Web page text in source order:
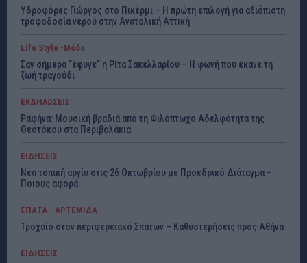
Υδροφόρες Γιώργος στο Πικέρμι – Η πρώτη επιλογή για αξιόπιστη
τροφοδοσία νερού στην Ανατολική Αττική
Life Style -Μόδα
Σαν σήμερα ”έφυγε” η Ρίτα Σακελλαρίου – Η φωνή που έκανε τη
ζωή τραγούδι
ΕΚΔΗΛΩΣΕΙΣ
Ραφήνα: Μουσική βραδιά από τη Φιλόπτωχο Αδελφότητα της
Θεοτόκου στα Περιβολάκια
ΕΙΔΗΣΕΙΣ
Νέα τοπική αργία στις 26 Οκτωβρίου με Προεδρικό Διάταγμα –
Ποιους αφορά
ΣΠΑΤΑ - ΑΡΤΕΜΙΔΑ
Τροχαίο στον περιφερειακό Σπάτων – Καθυστερήσεις προς Αθήνα
ΕΙΔΗΣΕΙΣ